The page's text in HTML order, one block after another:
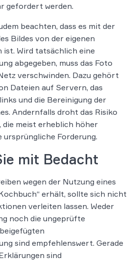
gefordert werden.
beachten, dass es mit der
Bildes von der eigenen
ist. Wird tatsächlich eine
abgegeben, muss das Foto
verschwinden. Dazu gehört
Dateien auf Servern, das
und die Bereinigung der
Andernfalls droht das Risiko
meist erheblich höher
ursprüngliche Forderung.
mit Bedacht
wegen der Nutzung eines
erhält, sollte sich nicht
verleiten lassen. Weder
noch die ungeprüfte
sind empfehlenswert. Gerade
sind